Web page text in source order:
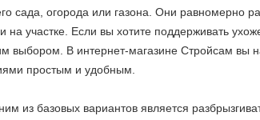
сада, огорода или газона. Они равномерно
участке. Если вы хотите поддерживать
выбором. В интернет-магазине Стройсам вы
простым и удобным.
из базовых вариантов является